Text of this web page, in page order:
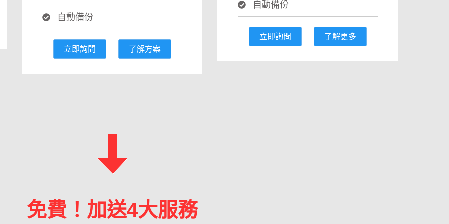
自動備份
立即詢問 了解方案
自動備份
立即詢問 了解更多
免費！加送4大服務